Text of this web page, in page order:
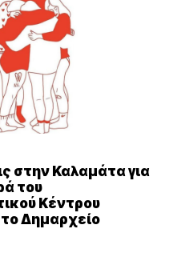
στην Καλαμάτα για
του
Κέντρου
Δημαρχείο